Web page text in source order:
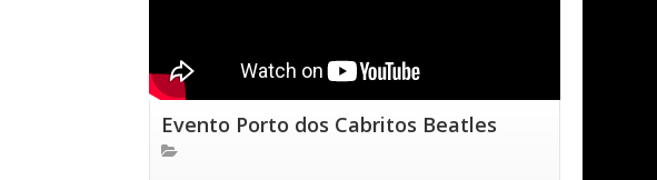
Evento Porto dos Cabritos Beatles